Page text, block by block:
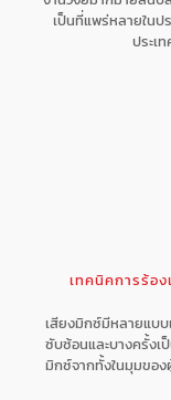
เป็นที่แพร่หลายในป
ประเ
เทคนิคการร้อ
เสียงมิกซ์มีหลายแบ
ซับซ้อนและบางครั้งเ
มิกซ์จากทั้งในมุมของ